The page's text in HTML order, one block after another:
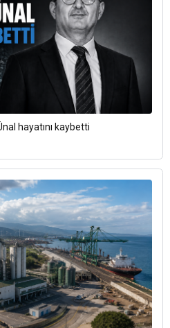
hayatını kaybetti